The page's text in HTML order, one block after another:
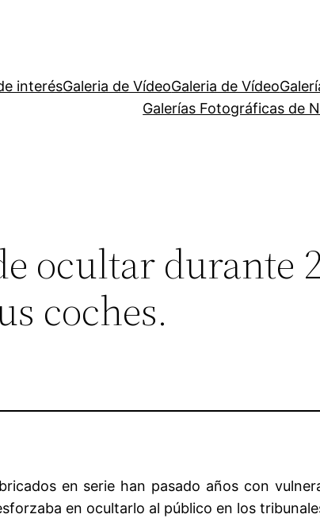
interésGaleria de VídeoGaleria de Vídeo
Galerías Fotográficas de
ocultar durante
coches.
en serie han pasado años con
en ocultarlo al público en los